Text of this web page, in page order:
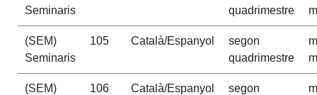
Seminaris
quadrimestre
(SEM)
Seminaris
105 Català/Espanyol
segon
quadrimestre
(SEM)
106 Català/Espanyol
segon